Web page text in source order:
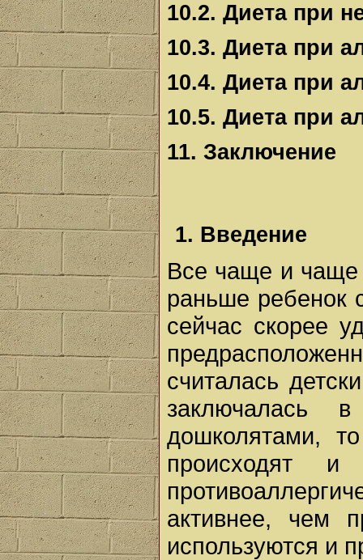
10.2. Диета при
10.3. Диета при
10.4. Диета при
10.5. Диета при
11. Заключение
1. Введение
Все чаще и
раньше ребенок
сейчас скорее
считалась
заключалась
дошколятами,
активнее, чем
используются и